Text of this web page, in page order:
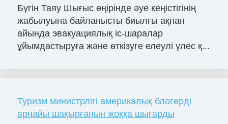
Бүгін Таяу Шығыс өңірінде әуе кеңістігінің
жабылуына байланысты биылғы ақпан
айында эвакуациялық іс-шаралар
ұйымдастыруға және өткізуге елеулі үлес қ...
Туризм министрлігі америкалық блогерді
арнайы шақырғанын жоққа шығарды